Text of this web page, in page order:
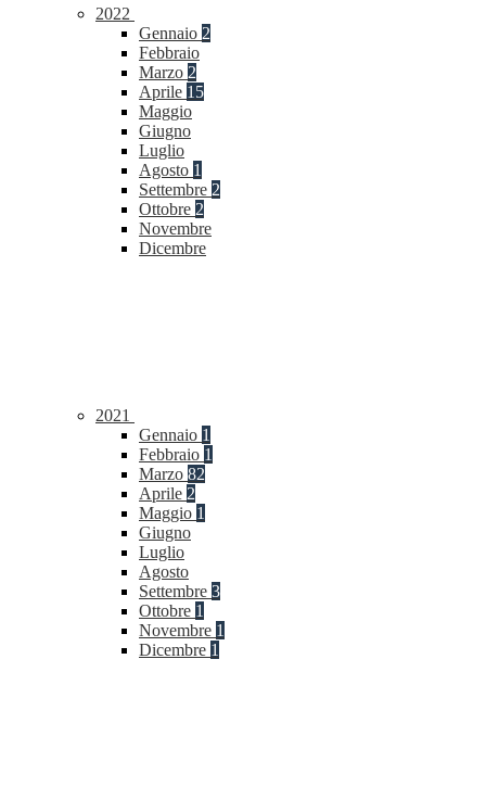
2022
Gennaio 2
Febbraio
Marzo 2
Aprile 15
Maggio
Giugno
Luglio
Agosto 1
Settembre 2
Ottobre 2
Novembre
Dicembre
2021
Gennaio 1
Febbraio 1
Marzo 82
Aprile 2
Maggio 1
Giugno
Luglio
Agosto
Settembre 3
Ottobre 1
Novembre 1
Dicembre 1